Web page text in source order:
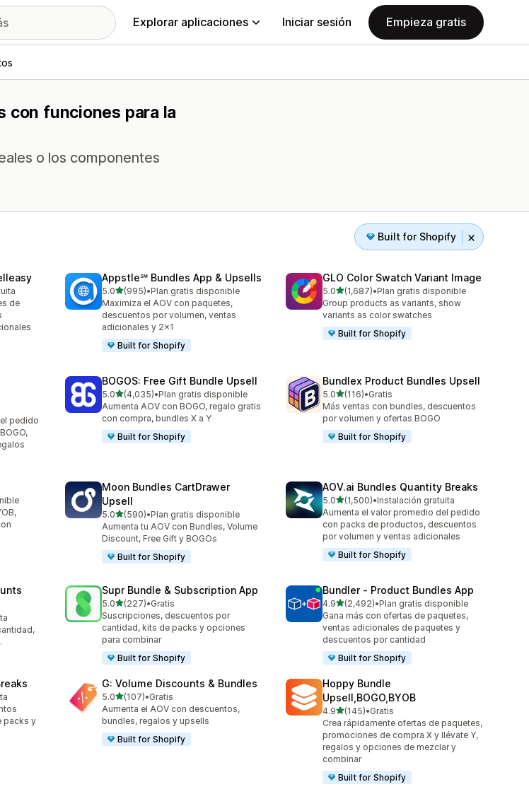
Explorar aplicaciones Iniciar sesión Empieza gratis
con funciones para la
o los componentes
Built for Shopify
de
Appstle℠ Bundles App & Upsells
5.0de 5 estrellas
(995)
995 reseñas en total
•Plan gratis disponible
Maximiza el AOV con paquetes,
descuentos por volumen, ventas
adicionales y 2x1
Built for Shopify
GLO Color Swatch Variant Image
5.0de 5 estrellas
(1,687)
1687 reseñas en total
•Plan gratis disponible
Group products as variants, show
variants as color swatches
Built for Shopify
pedido
BOGOS: Free Gift Bundle Upsell
5.0de 5 estrellas
(4,035)
4035 reseñas en total
•Plan gratis disponible
Aumenta AOV con BOGO, regalo gratis
con compra, bundles X a Y
Built for Shopify
Bundlex Product Bundles Upsell
5.0de 5 estrellas
(116)
116 reseñas en total
•Gratis
Más ventas con bundles, descuentos
por volumen y ofertas BOGO
Built for Shopify
Moon Bundles CartDrawer
Upsell
5.0de 5 estrellas
(590)
590 reseñas en total
•Plan gratis disponible
Aumenta tu AOV con Bundles, Volume
Discount, Free Gift y BOGOs
Built for Shopify
AOV.ai Bundles Quantity Breaks
5.0de 5 estrellas
(1,500)
1500 reseñas en total
•Instalación gratuita
Aumenta el valor promedio del pedido
con packs de productos, descuentos
por volumen y ventas adicionales
Built for Shopify
Supr Bundle & Subscription App
5.0de 5 estrellas
(227)
227 reseñas en total
•Gratis
Suscripciones, descuentos por
cantidad, kits de packs y opciones
para combinar
Built for Shopify
Bundler ‑ Product Bundles App
4.9de 5 estrellas
(2,492)
2492 reseñas en total
•Plan gratis disponible
Gana más con ofertas de paquetes,
ventas adicionales de paquetes y
descuentos por cantidad
Built for Shopify
packs y
G: Volume Discounts & Bundles
5.0de 5 estrellas
(107)
107 reseñas en total
•Gratis
Aumenta el AOV con descuentos,
bundles, regalos y upsells
Built for Shopify
Hoppy Bundle
Upsell,BOGO,BYOB
4.9de 5 estrellas
(145)
145 reseñas en total
•Gratis
Crea rápidamente ofertas de paquetes,
promociones de compra X y llévate Y,
regalos y opciones de mezclar y
combinar
Built for Shopify